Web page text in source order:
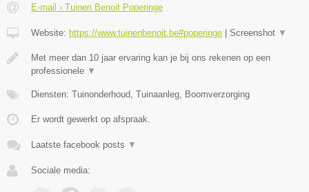
E-mail › Tuinen Benoit Poperinge
Website: https://www.tuinenbenoit.be#poperinge Screenshot ▼
Met meer dan 10 jaar ervaring kan je bij ons rekenen op een
professionele ▼
Diensten: Tuinonderhoud, Tuinaanleg, Boomverzorging
Er wordt gewerkt op afspraak.
Laatste facebook posts ▼
Sociale media: